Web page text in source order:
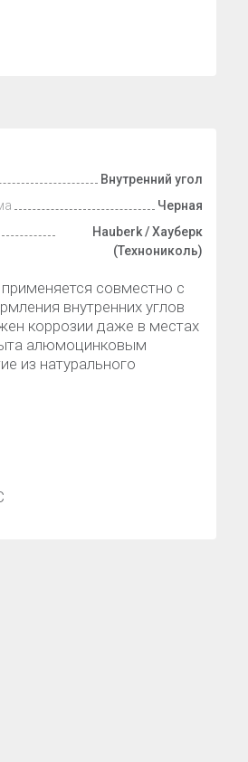
Внутренний угол
Черная
Hauberk / Хауберк
(Технониколь)
совместно с
внутренних углов
коррозии даже в местах
алюмоцинковым
из натурального